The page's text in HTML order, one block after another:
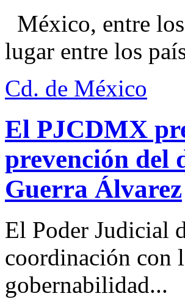
México, entre
lugar entre los
Cd. de México
El PJCDMX
prevención del
Guerra Álvarez
El Poder Judicial
coordinación con
gobernabilidad...